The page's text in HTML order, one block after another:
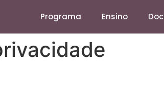
Programa Ensino